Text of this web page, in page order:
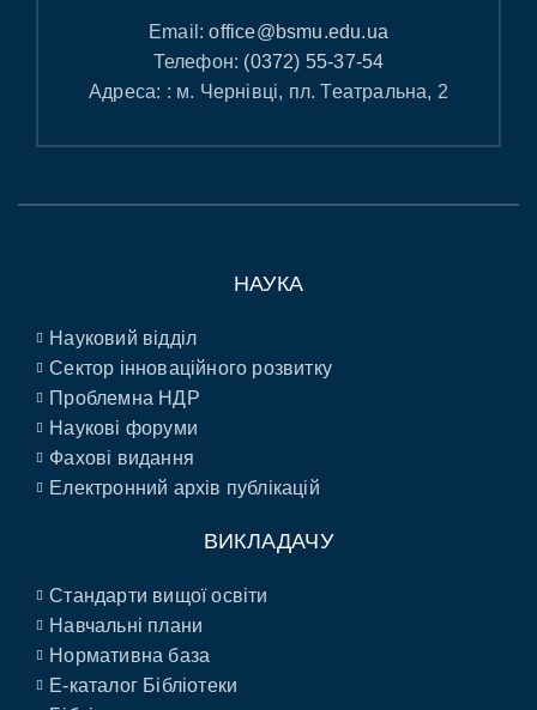
Email:office@bsmu.edu.ua
Телефон: (0372) 55-37-54
Адреса: : м. Чернівці, пл. Театральна, 2
НАУКА
Науковий відділ
Сектор інноваційного розвитку
Проблемна НДР
Наукові форуми
Фахові видання
Електронний архів публікацій
ВИКЛАДАЧУ
Стандарти вищої освіти
Навчальні плани
Нормативна база
E-каталог Бібліотеки